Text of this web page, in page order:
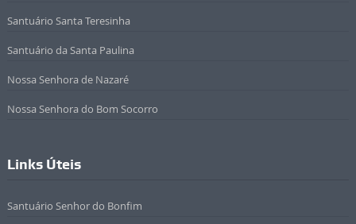
Santuário Santa Teresinha
Santuário da Santa Paulina
Nossa Senhora de Nazaré
Nossa Senhora do Bom Socorro
Links Úteis
Santuário Senhor do Bonfim